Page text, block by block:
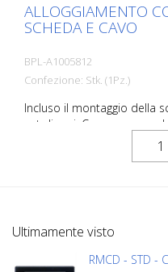
ALLOGGIAMENTO
SCHEDA E CAVO
BPL-A1005812
Confezione: Stk. (1Pz.)
Incluso il montaggio della
set di cavi. Cavo per
Cavo per sensori aggiuntivi,
Ultimamente visto
RMCD - STD -